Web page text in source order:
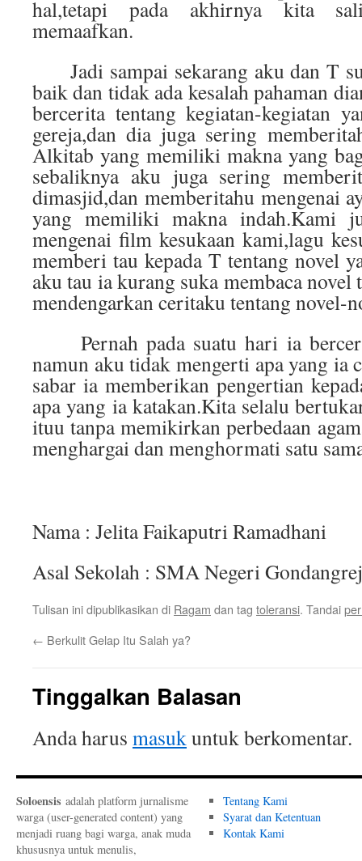
hal,tetapi pada akhirnya kita
memaafkan.
Jadi sampai sekarang aku dan T
baik dan tidak ada kesalah pahaman
bercerita tentang kegiatan-kegiatan
gereja,dan dia juga sering
Alkitab yang memiliki makna yang
sebaliknya aku juga sering
dimasjid,dan memberitahu mengenai
yang memiliki makna indah.Kami
mengenai film kesukaan kami,lagu
memberi tau kepada T tentang novel
aku tau ia kurang suka membaca novel
mendengarkan ceritaku tentang novel-
Pernah pada suatu hari ia
namun aku tidak mengerti apa yang ia
sabar ia memberikan pengertian
apa yang ia katakan.Kita selalu
ituu tanpa memikirkan perbedaan
menghargai dan menghormati satu
Nama : Jelita Faikaputri Ramadhani
Asal Sekolah : SMA Negeri
Tulisan ini dipublikasikan di Ragam dan tag toleransi. Tandai
← Berkulit Gelap Itu Salah ya?
Tinggalkan Balasan
Anda harus masukuntuk berkomentar.
Soloensis adalah platform jurnalisme
warga (user-generated content) yang
menjadi ruang bagi warga, anak muda
khususnya untuk menulis,
Tentang Kami
Syarat dan Ketentuan
Kontak Kami